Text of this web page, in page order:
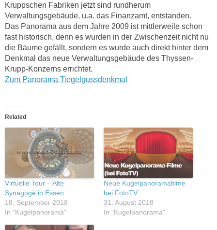
Kruppschen Fabriken jetzt sind rundherum
Verwaltungsgebäude, u.a. das Finanzamt, entstanden.
Das Panorama aus dem Jahre 2009 ist mittlerweile schon
fast historisch, denn es wurden in der Zwischenzeit nicht nu
die Bäume gefällt, sondern es wurde auch direkt hinter dem
Denkmal das neue Verwaltungsgebäude des Thyssen-
Krupp-Konzerns errichtet.
Zum Panorama Tiegelgussdenkmal
Related
Virtuelle Tour – Alte
Synagoge in Essen
18. September 2018
In "Kugelpanorama"
Neue Kugelpanoramafilme
bei FotoTV
31. August 2018
In "Kugelpanorama"